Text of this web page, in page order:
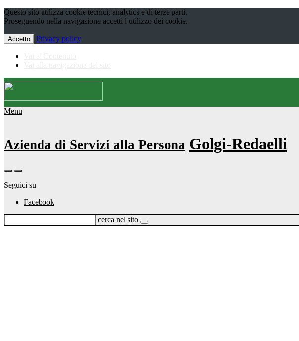
Questo sito utilizza cookie tecnici, analytics e di terze parti.
Proseguendo nella navigazione accetti l’utilizzo dei cookie.
Accetto Privacy policy
Menu
Azienda di Servizi alla Persona Golgi-Redaelli
Seguici su
Facebook
cerca nel sito